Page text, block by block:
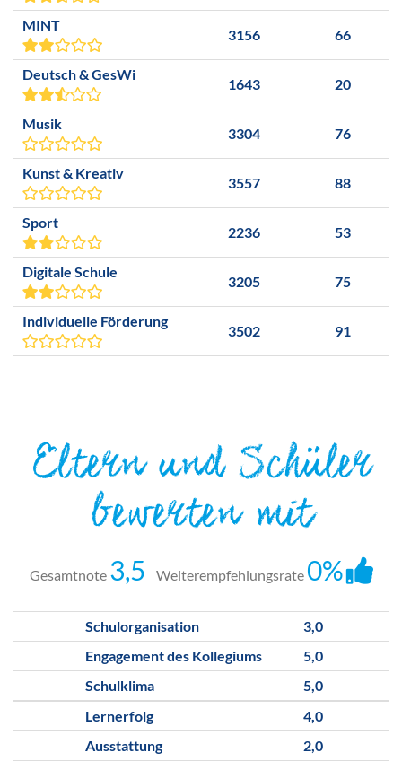
MINT
3156 66
Deutsch & GesWi
1643 20
Musik
3304 76
Kunst & Kreativ
3557 88
Sport
2236 53
Digitale Schule
3205 75
Individuelle Förderung
3502 91
Eltern und Schüler
bewerten mit
Gesamtnote 3,5 Weiterempfehlungsrate 0%
Schulorganisation
3,0
Engagement des Kollegiums
5,0
Schulklima
5,0
Lernerfolg
4,0
Ausstattung
2,0